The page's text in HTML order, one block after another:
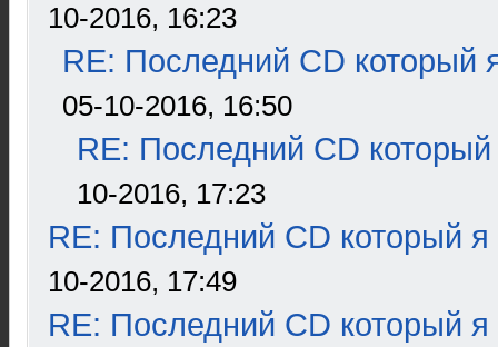
10-2016, 16:23
RE: Последний CD который
05-10-2016, 16:50
RE: Последний CD который
10-2016, 17:23
RE: Последний CD который я
10-2016, 17:49
RE: Последний CD который я